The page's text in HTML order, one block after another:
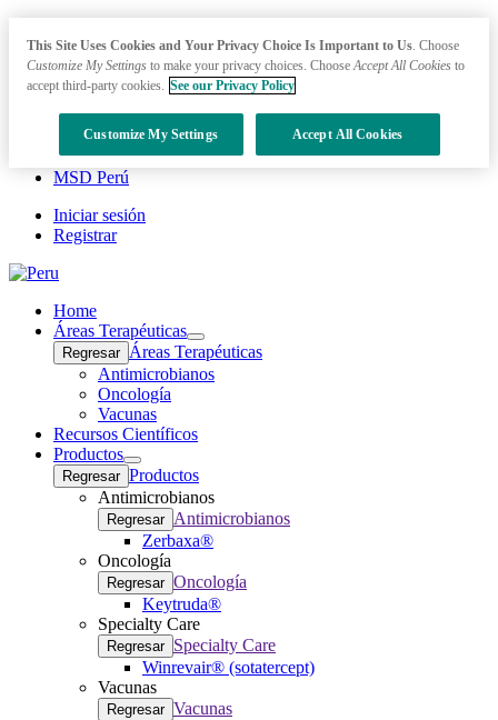
MSD Perú
Iniciar sesión
Registrar
Home
Áreas Terapéuticas
Open
submenu
Regresar Áreas Terapéuticas
Antimicrobianos
Oncología
Vacunas
Recursos Científicos
Productos
Open
submenu
Regresar Productos
Antimicrobianos
Regresar Antimicrobianos
Zerbaxa®
Oncología
Regresar Oncología
Keytruda®
Specialty Care
Regresar Specialty Care
Winrevair® (sotatercept)
Vacunas
Regresar Vacunas
This Site Uses Cookies and Your Privacy Choice Is Important to Us. Choose
Customize My Settings to make your privacy choices. ChooseAccept All Cookies to
accept third-party cookies. See our Privacy Policy
Customize My Settings Accept All Cookies